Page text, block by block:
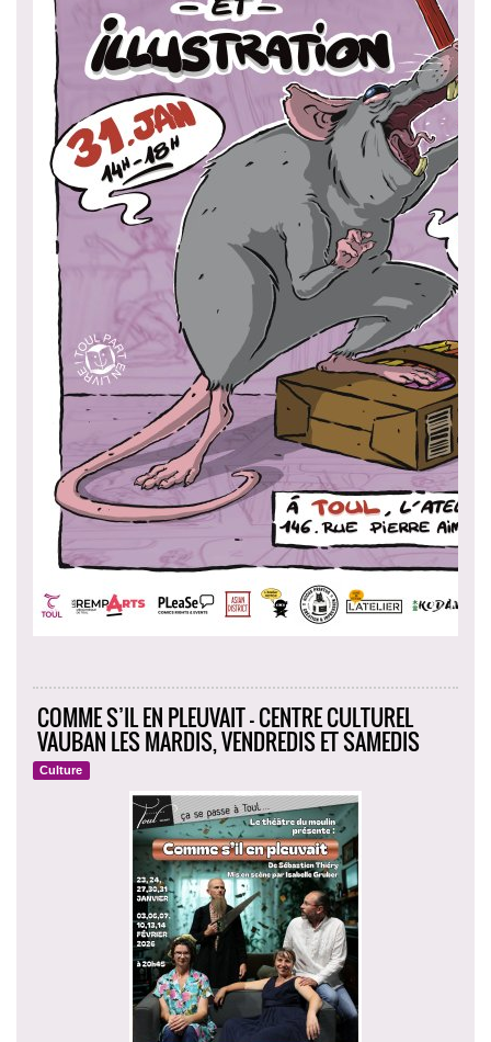
COMME S’IL EN PLEUVAIT - CENTRE CULTUREL
VAUBAN LES MARDIS, VENDREDIS ET SAMEDIS
Culture